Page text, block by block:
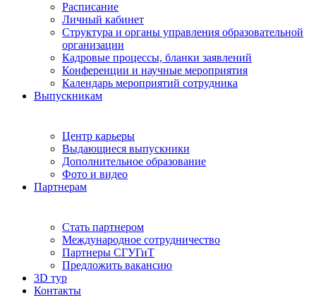
Расписание
Личный кабинет
Структура и органы управления образовательной
организации
Кадровые процессы, бланки заявлений
Конференции и научные мероприятия
Календарь мероприятий сотрудника
Выпускникам
Центр карьеры
Выдающиеся выпускники
Дополнительное образование
Фото и видео
Партнерам
Стать партнером
Международное сотрудничество
Партнеры СГУГиТ
Предложить вакансию
3D тур
Контакты